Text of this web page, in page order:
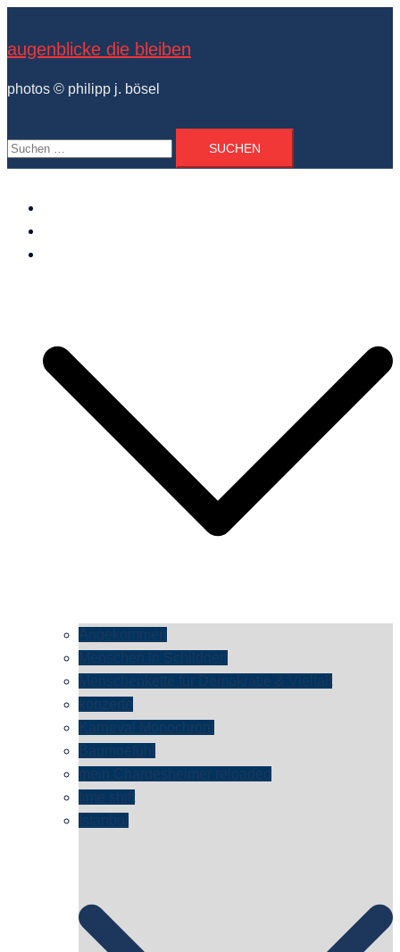
springen
augenblicke die bleiben
photos © philipp j. bösel
Suchen
nach:
Angekommen
Menschen in Schildgen
Menschenkette für Demokratie & Vielfalt
konzerte
Karneval Monochrom
Baumgefühl
mein Chargesheimer reloaded
time shift
Istanbul